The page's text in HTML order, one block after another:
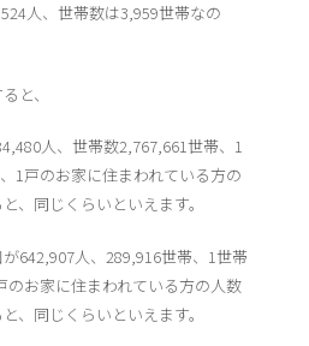
人、世帯数は3,959世帯なの
と、
人、世帯数2,767,661世帯、1
1戸のお家に住まわれている方の
、同じくらいといえます。
642,907人、289,916世帯、1世帯
のお家に住まわれている方の人数
、同じくらいといえます。